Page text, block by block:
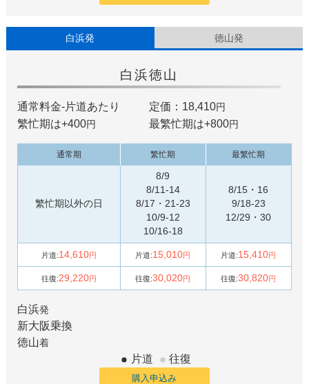
白浜発 徳山発
白浜徳山
通常料金-片道あたり 定価：18,410円
繁忙期は+400円 最繁忙期は+800円
通常期 繁忙期 最繁忙期
繁忙期以外の日
8/9
8/11-14
8/17・21-23
10/9-12
10/16-18
8/15・16
9/18-23
12/29・30
片道:14,610円 片道:15,010円 片道:15,410円
往復:29,220円 往復:30,020円 往復:30,820円
白浜発
新大阪乗換
徳山着
片道 往復
購入申込み